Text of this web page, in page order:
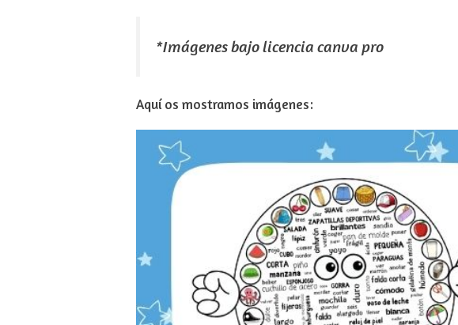
*Imágenes bajo licencia canva pro
Aquí os mostramos imágenes: